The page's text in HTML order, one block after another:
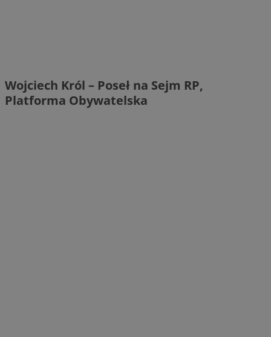
Wojciech Król – Poseł na Sejm RP,
Platforma Obywatelska